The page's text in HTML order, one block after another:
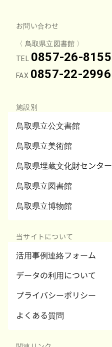
お問い合わせ
〈 鳥取県立図書館 〉
TEL
0857-26-8155
FAX 0857-22-2996
施設別
鳥取県立公文書館
鳥取県立美術館
鳥取県埋蔵文化財センター
鳥取県立図書館
鳥取県立博物館
当サイトについて
活用事例連絡フォーム
データの利用について
プライバシーポリシー
よくある質問